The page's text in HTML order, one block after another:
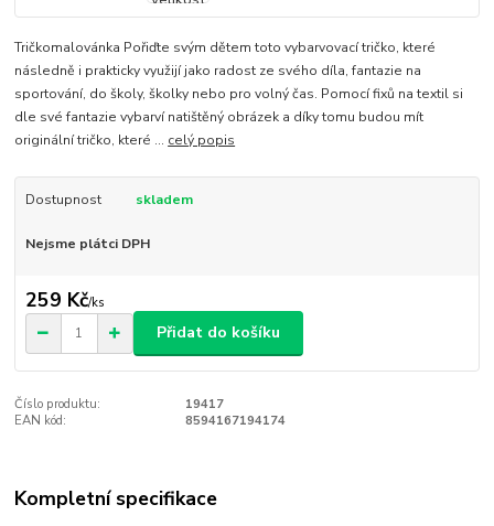
Tričkomalovánka Pořiďte svým dětem toto vybarvovací tričko, které
následně i prakticky využijí jako radost ze svého díla, fantazie na
sportování, do školy, školky nebo pro volný čas. Pomocí fixů na textil si
dle své fantazie vybarví natištěný obrázek a díky tomu budou mít
originální tričko, které ... celý popis
Dostupnost skladem
Nejsme plátci DPH
259 Kč/ks
Přidat do košíku
Číslo produktu:
19417
EAN kód:
8594167194174
Kompletní specifikace